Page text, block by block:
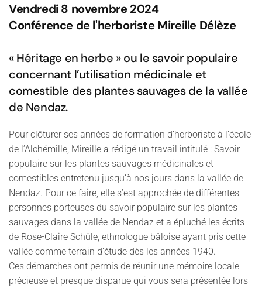
Vendredi 8 novembre 2024
Conférence de l'herboriste Mireille Délèze
« Héritage en herbe » ou le savoir populaire
concernant l’utilisation médicinale et
comestible des plantes sauvages de la vallée
de Nendaz.
Pour clôturer ses années de formation d’herboriste à l’école
de l’Alchémille, Mireille a rédigé un travail intitulé : Savoir
populaire sur les plantes sauvages médicinales et
comestibles entretenu jusqu’à nos jours dans la vallée de
Nendaz. Pour ce faire, elle s’est approchée de différentes
personnes porteuses du savoir populaire sur les plantes
sauvages dans la vallée de Nendaz et a épluché les écrits
de Rose-Claire Schüle, ethnologue bâloise ayant pris cette
vallée comme terrain d’étude dès les années 1940.
Ces démarches ont permis de réunir une mémoire locale
précieuse et presque disparue qui vous sera présentée lors